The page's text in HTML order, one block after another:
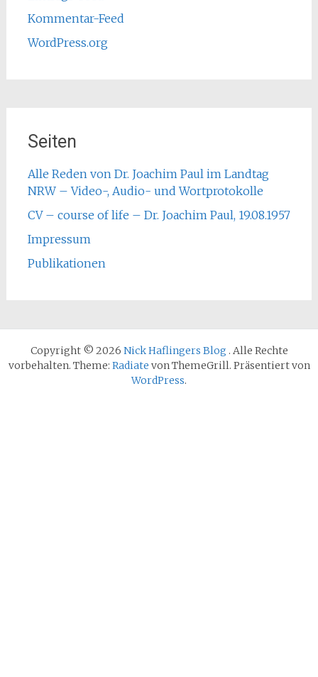
Kommentar-Feed
WordPress.org
Seiten
Alle Reden von Dr. Joachim Paul im Landtag
NRW – Video-, Audio- und Wortprotokolle
CV – course of life – Dr. Joachim Paul, 19.08.1957
Impressum
Publikationen
Copyright © 2026 Nick Haflingers Blog . Alle Rechte
vorbehalten. Theme: Radiate von ThemeGrill. Präsentiert von
WordPress.